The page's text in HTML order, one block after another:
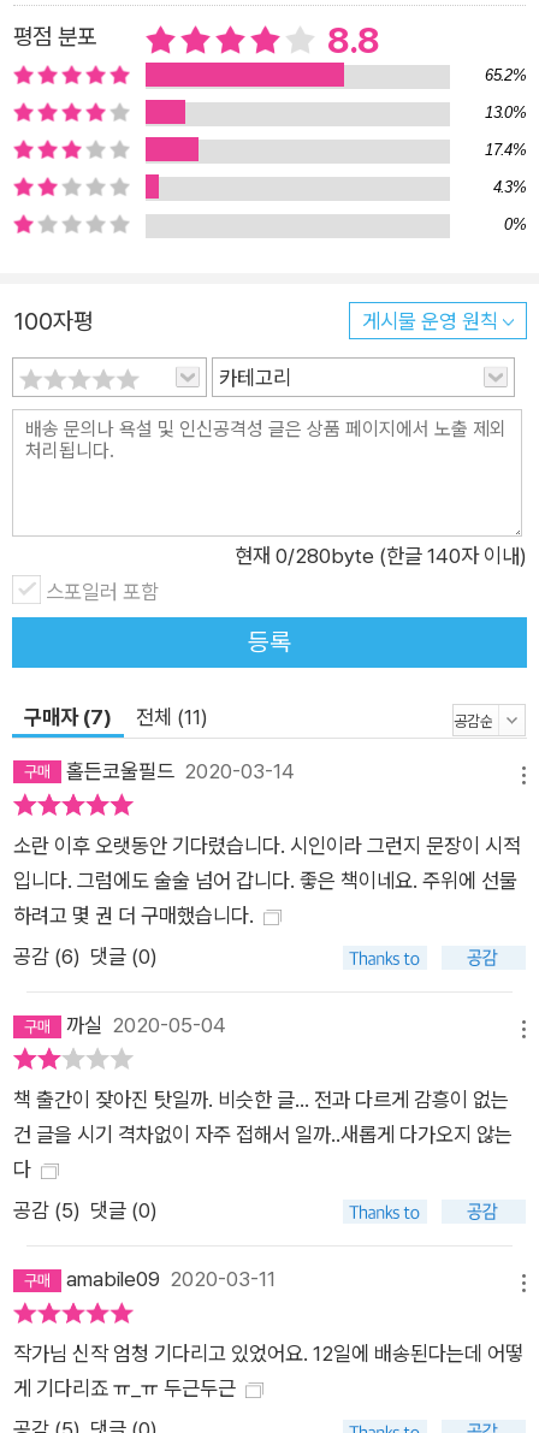
라 섣불리 여기고 말았던 것이 최대한 고요해지고자 최선을 다하
는 일일 수 있다니, 곰곰 생각에 잠기는 겨울밤. 가만히 그 옆에
앉아 함께 골몰하고 싶어진다. 겨울밤은 야박하지 않다. 길고 길
다. 먼 데서 오는 손님처럼 아침은 아직 소식이 없을 것 같으니,
느릿느릿 딴생각을 불러오기에 알맞다. 곶감이 녹으려면 더 있어
야 한다. 그런데 누가, 감을 말릴 생각을 했을까? 말린 감은 웅크
린 감처럼 보인다. 누구에게나 웅크릴 시간이 필요하다. 병든 자
밀도 겨울밤을 빌어 웅크리다가, 더 깊어질 것이다. _14쪽, 「밤이
하도 깊어」에서 어느 날은 카페에서 책을 읽다가 ‘일곱 살의 나’를
내 앞에 앉혀두는 이야기를 만나기도 한다. “일곱 살의 나는 조그
맣고 딱딱한, 붉은 간처럼 생긴 슬픔을 손바닥에 올려놓”은 채 그
것이 아직도 붉고 싱싱하다고 말한다. 내가 할 수 있는 건 카페에
처럼 생긴 슬픔」) 불시에 습격하는 건 음악도 못지않다. 대학 시
절 친구와 반지하방에 앉아 문학에 대해 이야기 나누고 서로의 창
작시를 비평하며 자주 다투고 치열했던 기억을 불러온 건 조용필
우리가 청춘의 한복판에 있음을 몰랐다. 우리는 얼마나 뾰족하고
간다. 그리고 이따금 노래에 실려, 돌아온다. _95~97쪽, 「조용필
과 위대한 청춘」에서 읽는 이의 마음을 특히 충만하게 하는 것은
‘난 지금의 내가 마음에 들어!’ 하고 스스로를 받아들이고 아끼는
대목들일 것이다. 남편과 다툰 뒤 감정에 휘말려 일상을 내팽개치
지 않고 할 일을 잘 마친 뒤 짐을 싸 홀로 여행을 떠날 수 있는 나,
낯선 도시를 혼자 걷고 현재를 부정하지 않고 그대로 바라볼 줄
알게 된 나에 대한 긍정. 그 여유가 나와 타인의 관계 또한 건강하
게 하리라. 둘이 되지 못해 안달인 시간이 있는가 하면 혼자이지
못해 누추해지는 시간도 있다. 인간에겐 햇빛, 음식, 타인의 사랑
만큼이나 ‘혼자인 시간’ 역시 필요한 법. 지금 당신도 멀리서, 나
처럼 혼자일 거라 생각하니 그조차 마음에 들었다. 아무리 좋아도
오래 붙어 있다보면 종종 상대의 빛을 보지 못한다. 혼자일 때 빛
날 수 있어야 한다. 다시 둘이 될 때, 내 빛남으로 당신을 돌볼 수
있도록. 그 반대가 되어선 곤란하다. _73쪽, 「호락호락하지 않은
발전」에서 ‘안마기’를 ‘당나귀’로 알아듣고, 생선가게에서 ‘얼지
않은 동태’를 찾기도 하고, 벚꽃 흩날리는 풍경 앞에서 ‘장관’ 대
신 ‘가관’을 외치기도 하지만 그런 스스로가 재미있어서 좋다고
말하는 박연준 시인. 그는 “이제 겨우 말할 수 있다. 나는 나를 좋
아한다. 이걸 깨닫는 데 사십 년이나 걸리다니! 당신이 나보다는
평점 분포 8.8
65.2%
13.0%
17.4%
4.3%
0%
100자평 게시물 운영 원칙
카테고리
현재 0/280byte (한글 140자 이내)
스포일러 포함
등록
구매자 (7) 전체 (11)
홀든코울필드 2020-03-14
소란 이후 오랫동안 기다렸습니다. 시인이라 그런지 문장이 시적
입니다. 그럼에도 술술 넘어 갑니다. 좋은 책이네요. 주위에 선물
하려고 몇 권 더 구매했습니다.
공감 (6) 댓글 (0)
까실 2020-05-04
책 출간이 잦아진 탓일까. 비슷한 글... 전과 다르게 감흥이 없는
건 글을 시기 격차없이 자주 접해서 일까..새롭게 다가오지 않는
다
공감 (5) 댓글 (0)
amabile09 2020-03-11
작가님 신작 엄청 기다리고 있었어요. 12일에 배송된다는데 어떻
게 기다리죠 ㅠ_ㅠ 두근두근